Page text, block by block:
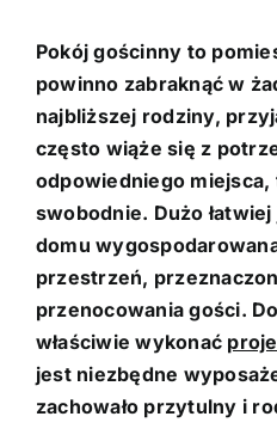
Pokój gościnny to
powinno zabraknąć w
najbliższej rodziny,
często wiąże się z
odpowiedniego miejsca,
swobodnie. Dużo
domu
przestrzeń,
przenocowania gości.
właściwie wykonać
jest niezbędne
zachowało przytulny i